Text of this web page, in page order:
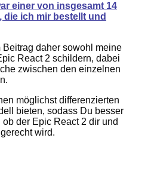
einer von insgesamt 14
die ich mir bestellt und
Beitrag daher sowohl meine
React 2 schildern, dabei
zwischen den einzelnen
möglichst differenzierten
bieten, sodass Du besser
der Epic React 2 dir und
wird.